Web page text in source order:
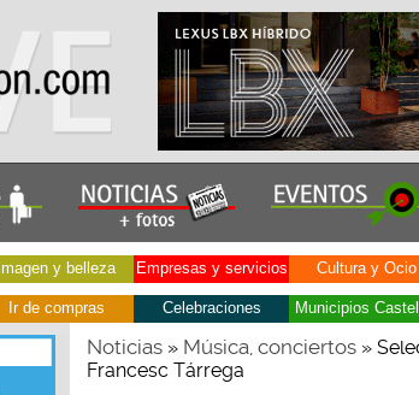
Imagen y belleza Empresas y servicios Cultura y Ocio
Ir de compras Celebraciones Municipios
Noticias» Música, conciertos»
Francesc Tárrega